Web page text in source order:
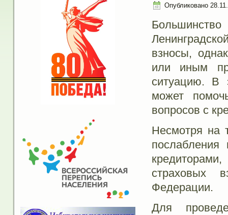
Опубликовано
взносы,
или иным
ситуацию. В
может
вопросов с
Несмотря на
послабления
страховых
Федерации.
Для